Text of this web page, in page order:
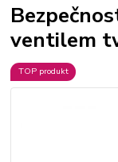
ventilem
TOP produkt